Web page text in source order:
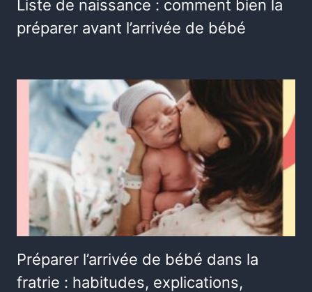
Liste de naissance : comment bien la
préparer avant l’arrivée de bébé
Préparer l’arrivée de bébé dans la
fratrie : habitudes, explications,